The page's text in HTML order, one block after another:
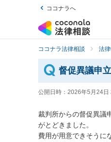
ココナラへ
ココナラ法律相談 法
督促異議申
公開日時： 2026年5月24日
裁判所からの督促異議
がとどきました。
費用が用意できそうに